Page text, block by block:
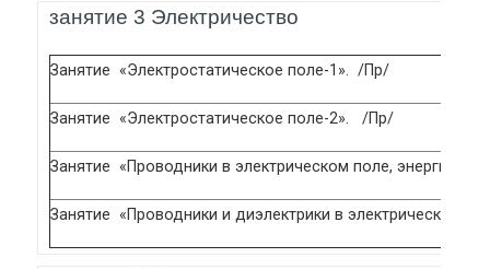
занятие 3 Электричество
Занятие «Электростатическое поле-1». /Пр/
Занятие «Электростатическое поле-2». /Пр/
Занятие «Проводники в электрическом поле, энергия
Занятие «Проводники и диэлектрики в электрическом